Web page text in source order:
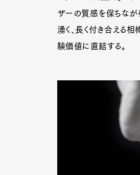
ザーの質感を保ちなが
湧く、長く付き合える
験価値に直結する。